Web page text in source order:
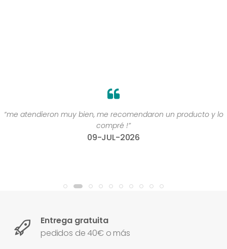
“me atendieron muy bien, me recomendaron un producto y lo
compré !”
09-JUL-2026
Entrega gratuita
pedidos de 40€ o más